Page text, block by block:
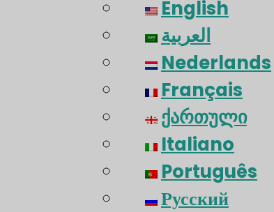
English
العربية
Nederlands
Français
ქართული
Italiano
Português
Русский